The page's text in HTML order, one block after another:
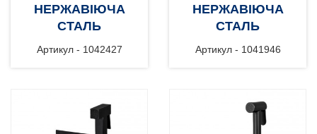
НЕРЖАВІЮЧА
СТАЛЬ
Артикул - 1042427
НЕРЖАВІЮЧА
СТАЛЬ
Артикул - 1041946